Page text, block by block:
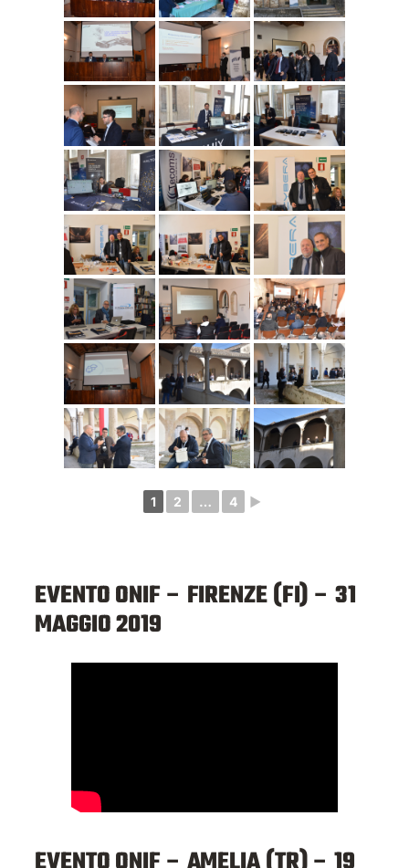
1 2 … 4 ►
EVENTO ONIF – FIRENZE (FI) – 31
MAGGIO 2019